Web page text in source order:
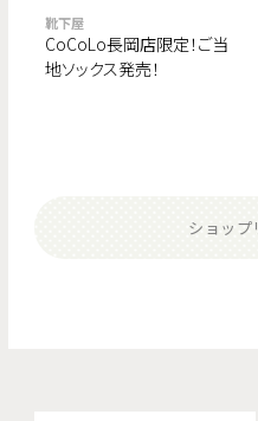
靴下屋
CoCoLo長岡店限定！ご当
地ソックス発売！
ショップ